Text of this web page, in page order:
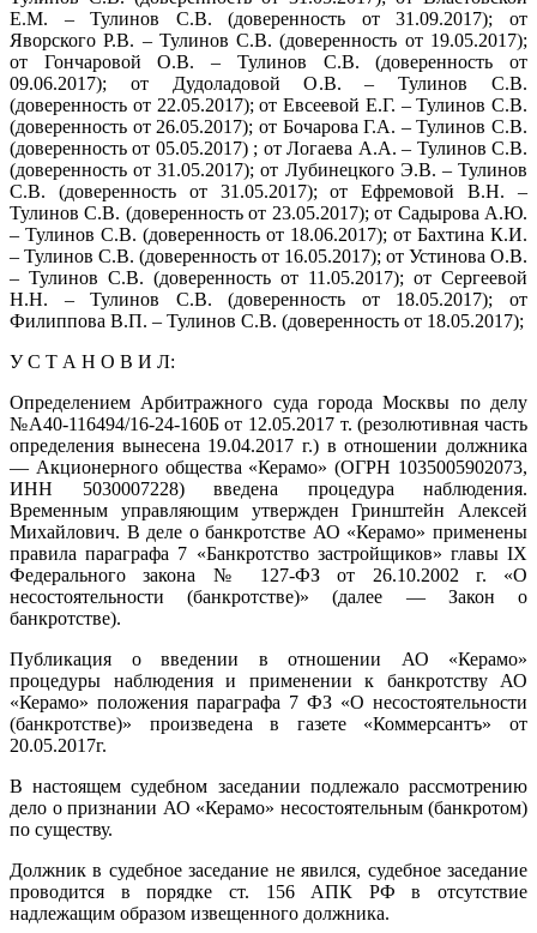
Е.М. – Тулинов С.В. (доверенность от 31.09.2017); от
Яворского Р.В. – Тулинов С.В. (доверенность от 19.05.2017);
от Гончаровой О.В. – Тулинов С.В. (доверенность от
09.06.2017); от Дудоладовой О.В. – Тулинов С.В.
(доверенность от 22.05.2017); от Евсеевой Е.Г. – Тулинов С.В.
(доверенность от 26.05.2017); от Бочарова Г.А. – Тулинов С.В.
(доверенность от 05.05.2017) ; от Логаева А.А. – Тулинов С.В.
(доверенность от 31.05.2017); от Лубинецкого Э.В. – Тулинов
С.В. (доверенность от 31.05.2017); от Ефремовой В.Н. –
Тулинов С.В. (доверенность от 23.05.2017); от Садырова А.Ю.
– Тулинов С.В. (доверенность от 18.06.2017); от Бахтина К.И.
– Тулинов С.В. (доверенность от 16.05.2017); от Устинова О.В.
– Тулинов С.В. (доверенность от 11.05.2017); от Сергеевой
Н.Н. – Тулинов С.В. (доверенность от 18.05.2017); от
Филиппова В.П. – Тулинов С.В. (доверенность от 18.05.2017);
У С Т А Н О В И Л:
Определением Арбитражного суда города Москвы по делу
№А40-116494/16-24-160Б от 12.05.2017 т. (резолютивная часть
определения вынесена 19.04.2017 г.) в отношении должника
— Акционерного общества «Керамо» (ОГРН 1035005902073,
ИНН 5030007228) введена процедура наблюдения.
Временным управляющим утвержден Гринштейн Алексей
Михайлович. В деле о банкротстве АО «Керамо» применены
правила параграфа 7 «Банкротство застройщиков» главы IX
Федерального закона № 127-ФЗ от 26.10.2002 г. «О
несостоятельности (банкротстве)» (далее — Закон о
банкротстве).
Публикация о введении в отношении АО «Керамо»
процедуры наблюдения и применении к банкротству АО
«Керамо» положения параграфа 7 ФЗ «О несостоятельности
(банкротстве)» произведена в газете «Коммерсантъ» от
20.05.2017г.
В настоящем судебном заседании подлежало рассмотрению
дело о признании АО «Керамо» несостоятельным (банкротом)
по существу.
Должник в судебное заседание не явился, судебное заседание
проводится в порядке ст. 156 АПК РФ в отсутствие
надлежащим образом извещенного должника.